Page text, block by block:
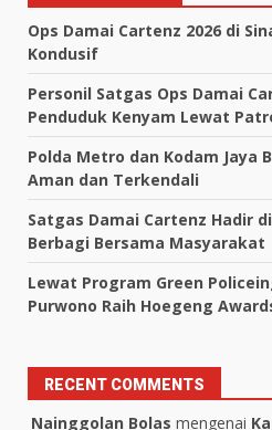
Ops Damai Cartenz 2026 di
Kondusif
Personil Satgas Ops Damai
Penduduk Kenyam Lewat
Polda Metro dan Kodam Jaya
Aman dan Terkendali
Satgas Damai Cartenz Hadir
Berbagi Bersama Masyarakat
Lewat Program Green
Purwono Raih Hoegeng
RECENT COMMENTS
Nainggolan Bolas mengenai